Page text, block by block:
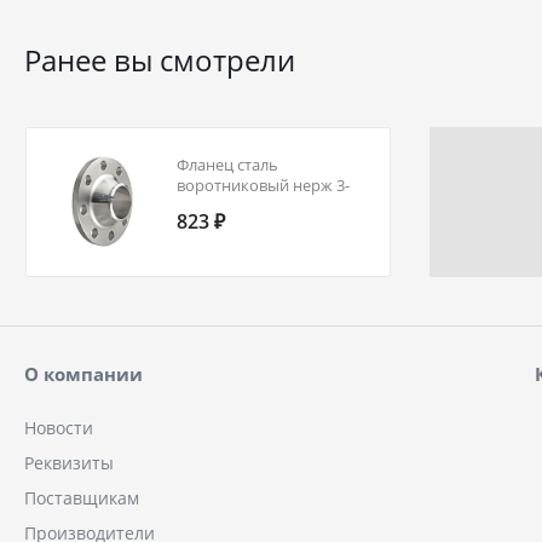
Ранее вы смотрели
Фланец сталь
воротниковый нерж 3-
ГОСТ 12821-80 Ду 100 Ру
823 ₽
О компании
Новости
Реквизиты
Поставщикам
Производители